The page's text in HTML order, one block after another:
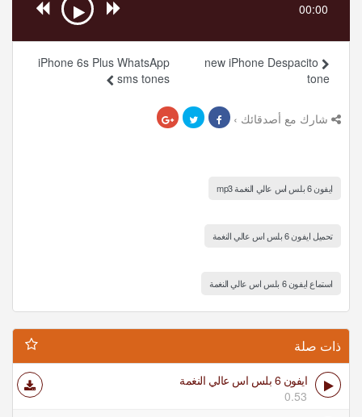
00:00
iPhone 6s Plus WhatsApp
sms tones
new iPhone Despacito
tone
شارك مع أصدقائك ›
ايفون 6 بلس اس عالي النغمة mp3
تحميل ايفون 6 بلس اس عالي النغمة
استماع ايفون 6 بلس اس عالي النغمة
ذات صلة
ايفون 6 بلس اس عالي النغمة
0.53